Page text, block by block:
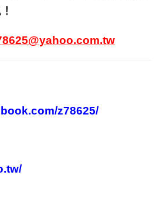
z78625/